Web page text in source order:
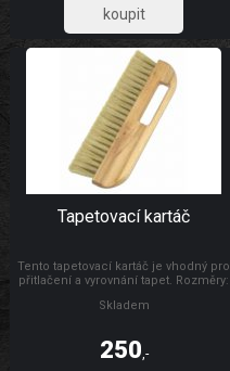
148,76
Tapetovací kartáč
Tento tapetovací kartáč je vhodný pro
přitlačení a vyrovnání tapet. Rozměry:
Skladem
250,-